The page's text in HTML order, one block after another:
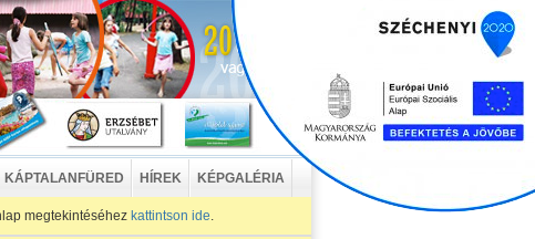
KÁPTALANFÜRED HÍREK KÉPGALÉRIA
megtekintéséhez kattintson ide.